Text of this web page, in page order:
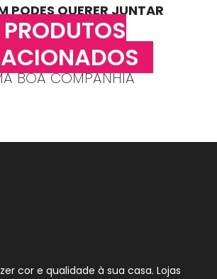
PODES QUERER JUNTAR
PRODUTOS
BOA COMPANHIA
cor e qualidade à sua casa. Lojas